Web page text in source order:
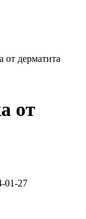
от дерматита
от
01-27